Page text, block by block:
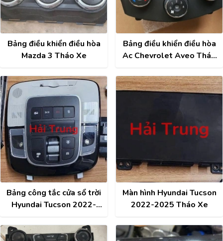
Bảng điều khiển điều hòa
Mazda 3 Tháo Xe
Bảng điều khiển điều hòa
Ac Chevrolet Aveo Tháo
Bảng công tắc cửa sổ trời
Hyundai Tucson 2022-
Màn hình Hyundai Tucson
2022-2025 Tháo Xe